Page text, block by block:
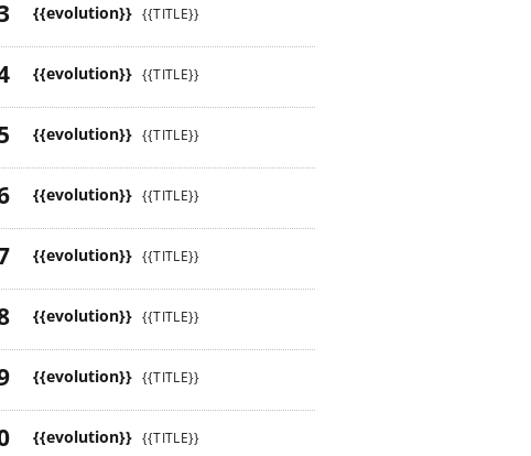
{{evolution}} {{TITLE}}
{{evolution}} {{TITLE}}
{{evolution}} {{TITLE}}
{{evolution}} {{TITLE}}
{{evolution}} {{TITLE}}
{{evolution}} {{TITLE}}
{{evolution}} {{TITLE}}
{{evolution}} {{TITLE}}